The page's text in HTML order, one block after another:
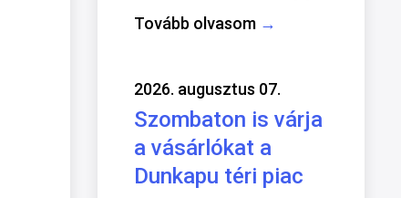
Tovább olvasom →
2026. augusztus 07.
Szombaton is várja
a vásárlókat a
Dunkapu téri piac